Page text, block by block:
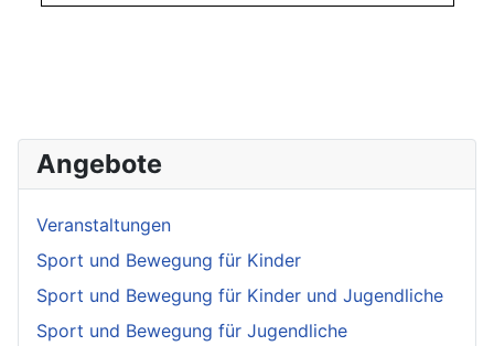
Angebote
Veranstaltungen
Sport und Bewegung für Kinder
Sport und Bewegung für Kinder und Jugendliche
Sport und Bewegung für Jugendliche